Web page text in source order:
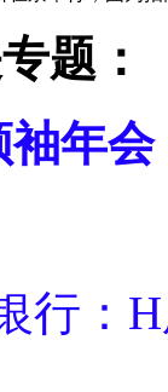
题：
袖年会
行：